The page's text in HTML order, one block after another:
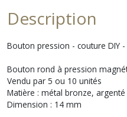
Description
Bouton pression - couture DIY
Bouton rond à pression
Vendu par 5 ou 10 unités
Matière : métal bronze, argenté
Dimension : 14 mm